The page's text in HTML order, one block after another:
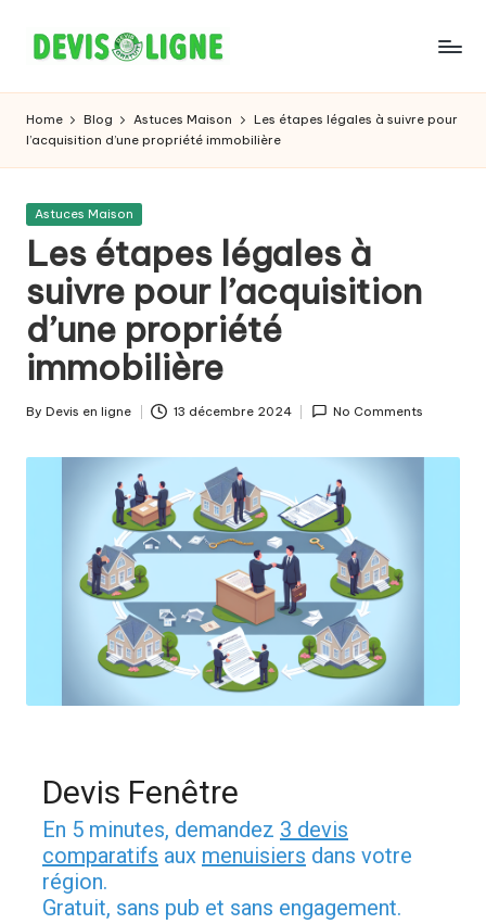
content
Home Blog Astuces Maison
Les étapes légales à suivre pour
l’acquisition d’une propriété immobilière
Posted
Astuces Maison
Les étapes légales à
suivre pour l’acquisition
d’une propriété
immobilière
Posted
By Devis en ligne 13 décembre 2024 No Comments
Devis Fenêtre
En 5 minutes, demandez 3 devis
comparatifs aux menuisiers dans votre
région.
Gratuit, sans pub et sans engagement.